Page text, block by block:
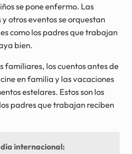
se pone enfermo. Las
otros eventos se orquestan
como los padres que trabajan
bien.
familiares, los cuentos antes de
en familia y las vacaciones
estelares. Estos son los
padres que trabajan reciben
internacional: